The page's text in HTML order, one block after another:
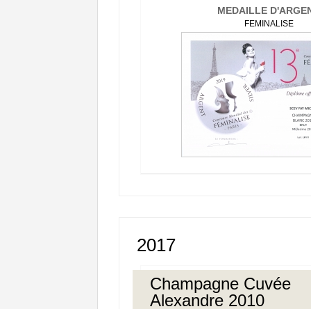
MEDAILLE
FEMINALISE
2017
Champagne Cuvée
Alexandre 2010